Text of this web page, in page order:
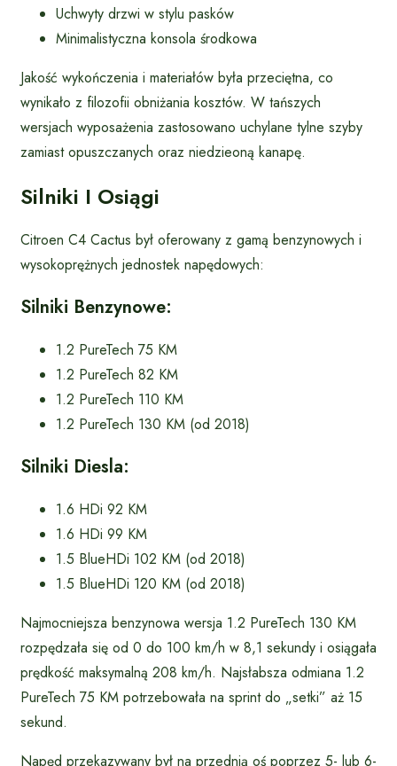
Uchwyty drzwi w stylu pasków
Minimalistyczna konsola środkowa
Jakość wykończenia i materiałów była przeciętna, co
wynikało z filozofii obniżania kosztów. W tańszych
wersjach wyposażenia zastosowano uchylane tylne szyby
zamiast opuszczanych oraz niedzieoną kanapę.
Silniki I Osiągi
Citroen C4 Cactus był oferowany z gamą benzynowych i
wysokoprężnych jednostek napędowych:
Silniki Benzynowe:
1.2 PureTech 75 KM
1.2 PureTech 82 KM
1.2 PureTech 110 KM
1.2 PureTech 130 KM (od 2018)
Silniki Diesla:
1.6 HDi 92 KM
1.6 HDi 99 KM
1.5 BlueHDi 102 KM (od 2018)
1.5 BlueHDi 120 KM (od 2018)
Najmocniejsza benzynowa wersja 1.2 PureTech 130 KM
rozpędzała się od 0 do 100 km/h w 8,1 sekundy i osiągała
prędkość maksymalną 208 km/h. Najsłabsza odmiana 1.2
PureTech 75 KM potrzebowała na sprint do „setki” aż 15
sekund.
Napęd przekazywany był na przednią oś poprzez 5- lub 6-